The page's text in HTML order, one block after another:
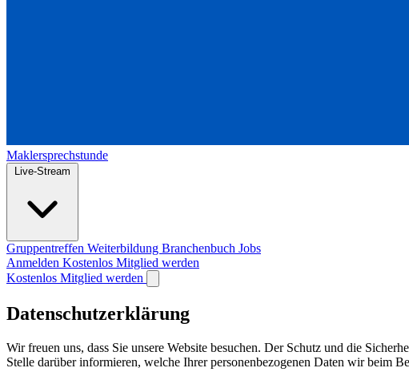
Maklersprechstunde
Live-Stream
Gruppentreffen Weiterbildung Branchenbuch Jobs
Anmelden Kostenlos Mitglied werden
Kostenlos Mitglied werden
Datenschutzerklärung
Wir freuen uns, dass Sie unsere Website besuchen. Der Schutz und die
Stelle darüber informieren, welche Ihrer personenbezogenen Daten wir beim